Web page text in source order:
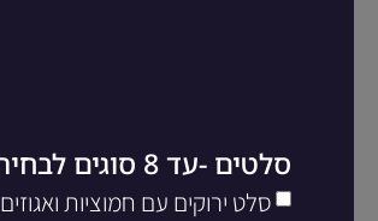
סלטים -עד 8 סוגים לבחירה
סלט ירוקים עם חמוציות ואגוזים